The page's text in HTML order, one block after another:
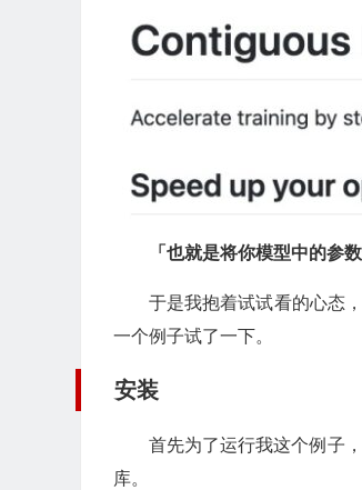
「也就是将你模型中的参
于是我抱着试试看的心态
一个例子试了一下。
安装
首先为了运行我这个例子
库。